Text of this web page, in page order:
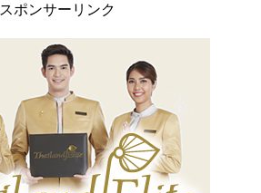
スポンサーリンク